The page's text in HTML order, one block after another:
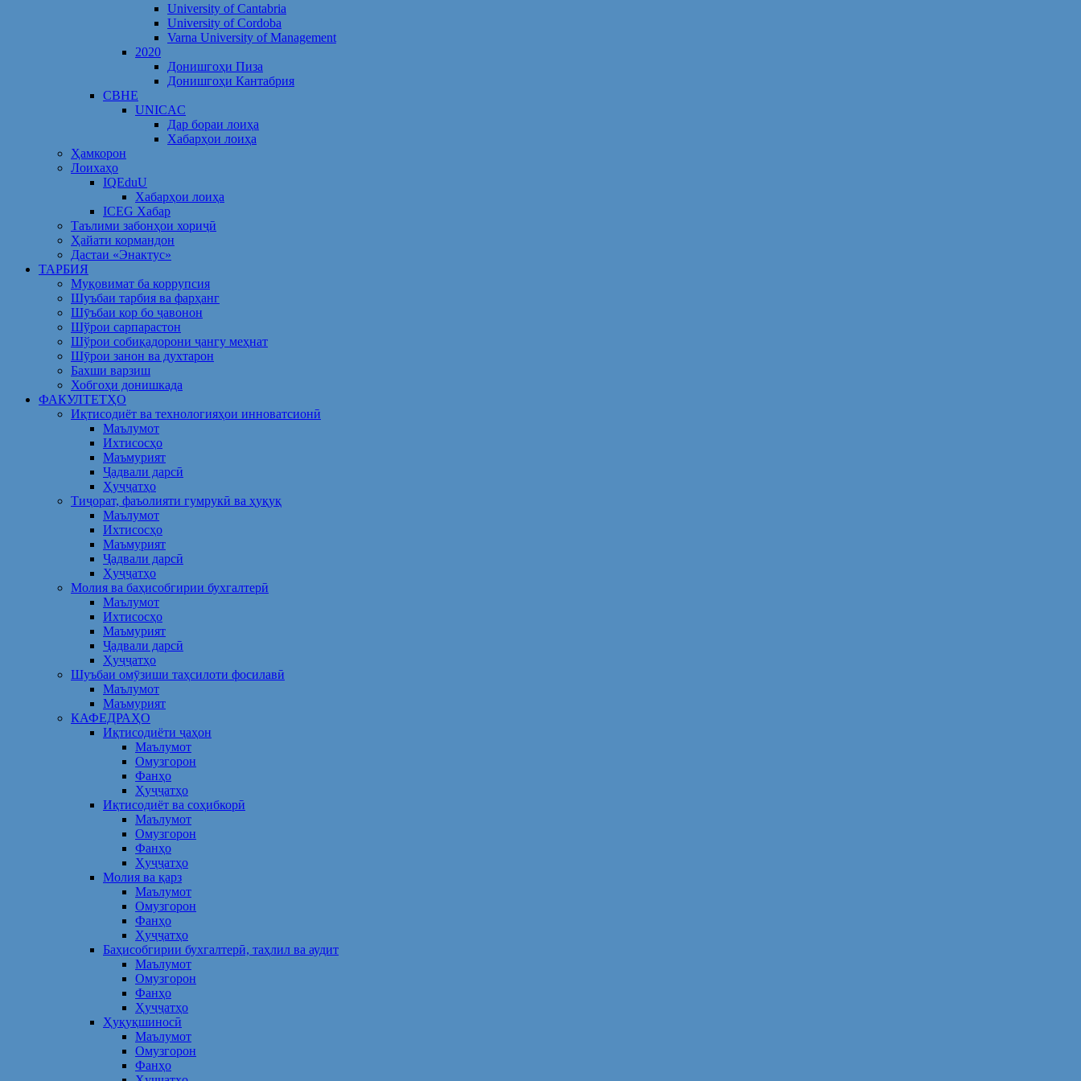
University of Cantabria
University of Cordoba
Varna University of Management
2020
Донишгоҳи Пиза
Донишгоҳи Кантабрия
CBHE
UNICAC
Дар бораи лоиҳа
Хабарҳои лоиҳа
Ҳамкорон
Лоихаҳо
IQEduU
Хабарҳои лоиҳа
ICEG Хабар
Таълими забонҳои хориҷӣ
Ҳайати кормандон
Дастаи «Энактус»
ТАРБИЯ
Муқовимат ба коррупсия
Шуъбаи тарбия ва фарҳанг
Шӯъбаи кор бо ҷавонон
Шўрои сарпарастон
Шўрои собиқадорони ҷангу меҳнат
Шӯрои занон ва духтарон
Бахши варзиш
Хобгоҳи донишкада
ФАКУЛТЕТҲО
Иқтисодиёт ва технологияҳои инноватсионӣ
Маълумот
Ихтисосҳо
Маъмурият
Ҷадвали дарсӣ
Ҳуҷҷатҳо
Тиҷорат, фаъолияти гумрукӣ ва ҳуқуқ
Маълумот
Ихтисосҳо
Маъмурият
Ҷадвали дарсӣ
Ҳуҷҷатҳо
Молия ва баҳисобгирии бухгалтерӣ
Маълумот
Ихтисосҳо
Маъмурият
Ҷадвали дарсӣ
Ҳуҷҷатҳо
Шуъбаи омӯзиши таҳсилоти фосилавӣ
Маълумот
Маъмурият
КАФЕДРАҲО
Иқтисодиёти ҷаҳон
Маълумот
Омузгорон
Фанҳо
Ҳуҷҷатҳо
Иқтисодиёт ва соҳибкорӣ
Маълумот
Омузгорон
Фанҳо
Ҳуҷҷатҳо
Молия ва қарз
Маълумот
Омузгорон
Фанҳо
Ҳуҷҷатҳо
Баҳисобгирии бухгалтерӣ, таҳлил ва аудит
Маълумот
Омузгорон
Фанҳо
Ҳуҷҷатҳо
Ҳуқуқшиносӣ
Маълумот
Омузгорон
Фанҳо